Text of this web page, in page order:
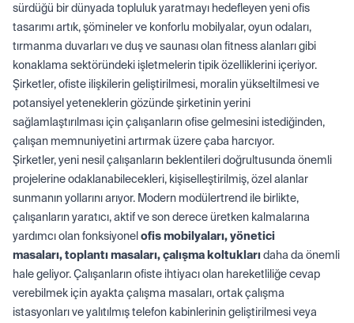
sürdüğü bir dünyada topluluk yaratmayı hedefleyen yeni ofis
tasarımı artık, şömineler ve konforlu mobilyalar, oyun odaları,
tırmanma duvarları ve duş ve saunası olan fitness alanları gibi
konaklama sektöründeki işletmelerin tipik özelliklerini içeriyor.
Şirketler, ofiste ilişkilerin geliştirilmesi, moralin yükseltilmesi ve
potansiyel yeteneklerin gözünde şirketinin yerini
sağlamlaştırılması için çalışanların ofise gelmesini istediğinden,
çalışan memnuniyetini artırmak üzere çaba harcıyor.
Şirketler, yeni nesil çalışanların beklentileri doğrultusunda önemli
projelerine odaklanabilecekleri, kişiselleştirilmiş, özel alanlar
sunmanın yollarını arıyor. Modern modülertrend ile birlikte,
çalışanların yaratıcı, aktif ve son derece üretken kalmalarına
yardımcı olan fonksiyonel ofis mobilyaları,yönetici
masaları,toplantı masaları,çalışma koltuklarıdaha da önemli
hale geliyor. Çalışanların ofiste ihtiyacı olan hareketliliğe cevap
verebilmek için ayakta çalışma masaları, ortak çalışma
istasyonları ve yalıtılmış telefon kabinlerinin geliştirilmesi veya